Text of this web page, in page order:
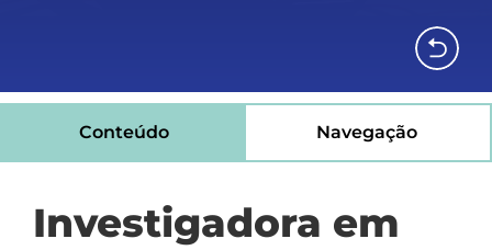
Conteúdo Navegação
Investigadora em